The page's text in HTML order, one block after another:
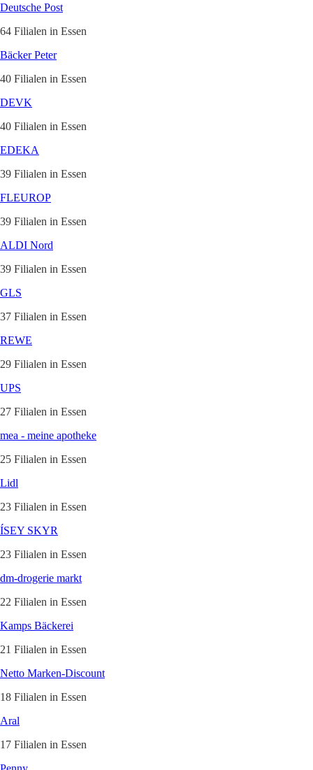
Deutsche Post
64 Filialen in Essen
Bäcker Peter
40 Filialen in Essen
DEVK
40 Filialen in Essen
EDEKA
39 Filialen in Essen
FLEUROP
39 Filialen in Essen
ALDI Nord
39 Filialen in Essen
GLS
37 Filialen in Essen
REWE
29 Filialen in Essen
UPS
27 Filialen in Essen
mea - meine apotheke
25 Filialen in Essen
Lidl
23 Filialen in Essen
ÍSEY SKYR
23 Filialen in Essen
dm-drogerie markt
22 Filialen in Essen
Kamps Bäckerei
21 Filialen in Essen
Netto Marken-Discount
18 Filialen in Essen
Aral
17 Filialen in Essen